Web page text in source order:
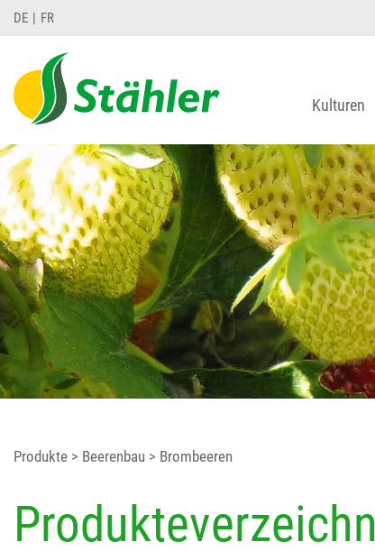
DE FR
Kulturen
Produkte > Beerenbau > Brombeeren